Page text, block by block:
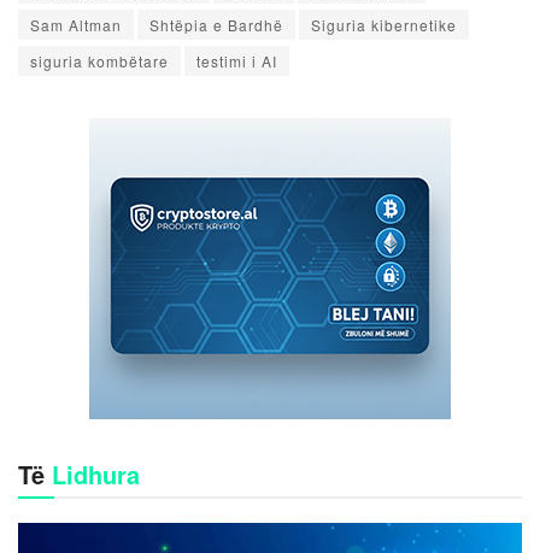
Sam Altman
Shtëpia e Bardhë
Siguria kibernetike
siguria kombëtare
testimi i AI
Të Lidhura